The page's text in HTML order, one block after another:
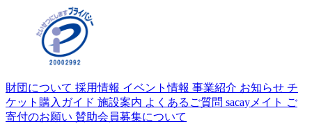
財団について 採用情報 イベント情報 事業紹介 お知らせ チ
ケット購入ガイド 施設案内 よくあるご質問 sacayメイト ご
寄付のお願い 賛助会員募集について